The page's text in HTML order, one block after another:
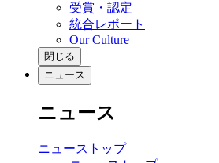
受賞・認定
統合レポート
Our Culture
閉じる
ニュース
ニュース
ニューストップ